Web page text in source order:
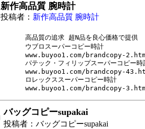
新作高品質 腕時計
投稿者： 新作高品質 腕時計
高品質の追求 超N品を良心価格で提供
ウブロスーパーコピー時計
www.buyoo1.com/brandcopy-
パテック・フィリップスーパーコピー時
www.buyoo1.com/brandcopy-
ロレックススーパーコピー時計
バッグコピーsupakai
投稿者：バッグコピーsupakai